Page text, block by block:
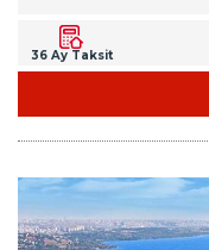
36 Ay Taksit